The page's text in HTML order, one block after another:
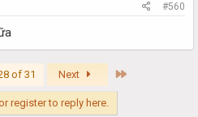
#560
of 31 Next
register to reply here.